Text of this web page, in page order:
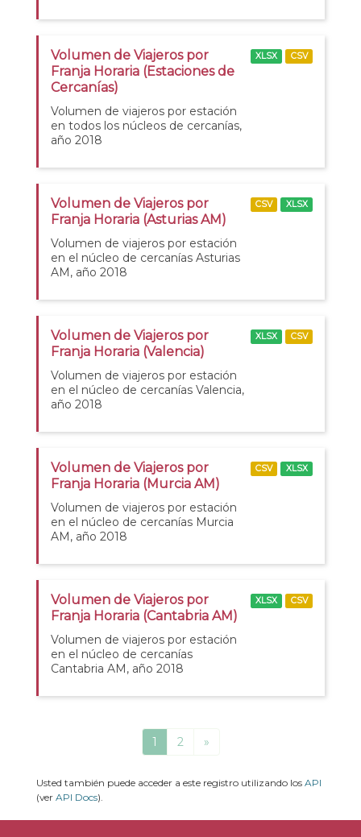
Volumen de Viajeros por
Franja Horaria (Estaciones de
Cercanías)
Volumen de viajeros por estación
en todos los núcleos de cercanías,
año 2018
XLSX CSV
Volumen de Viajeros por
Franja Horaria (Asturias AM)
Volumen de viajeros por estación
en el núcleo de cercanías Asturias
AM, año 2018
CSV XLSX
Volumen de Viajeros por
Franja Horaria (Valencia)
Volumen de viajeros por estación
en el núcleo de cercanías Valencia,
año 2018
XLSX CSV
Volumen de Viajeros por
Franja Horaria (Murcia AM)
Volumen de viajeros por estación
en el núcleo de cercanías Murcia
AM, año 2018
CSV XLSX
Volumen de Viajeros por
Franja Horaria (Cantabria AM)
Volumen de viajeros por estación
en el núcleo de cercanías
Cantabria AM, año 2018
XLSX CSV
1 2 »
Usted también puede acceder a este registro utilizando los API
(ver API Docs).